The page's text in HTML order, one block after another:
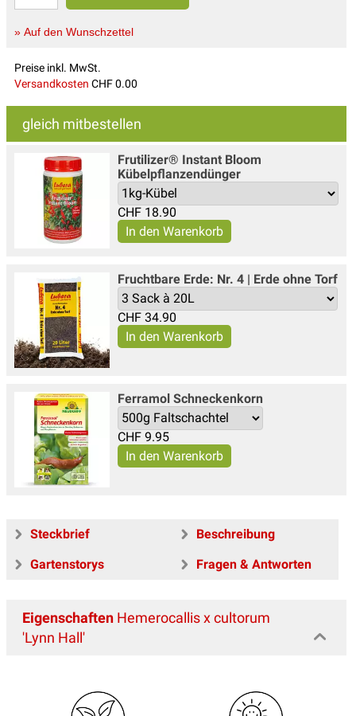
» Auf den Wunschzettel
Preise inkl. MwSt.
Versandkosten CHF 0.00
gleich mitbestellen
Frutilizer® Instant Bloom
Kübelpflanzendünger
CHF 18.90
Fruchtbare Erde: Nr. 4 | Erde ohne Torf
CHF 34.90
Ferramol Schneckenkorn
CHF 9.95
Steckbrief
Beschreibung
Gartenstorys
Fragen & Antworten
Eigenschaften Hemerocallis x cultorum
'Lynn Hall'